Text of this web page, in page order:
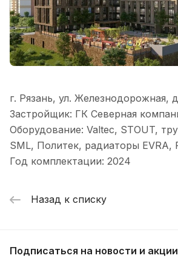
г. Рязань, ул. Железнодорожная,
Застройщик: ГК Северная
Оборудование: Valtec, STOUT,
SML, Политек, радиаторы EVRA,
Год комплектации: 2024
Назад к списку
Подписаться на новости и акции